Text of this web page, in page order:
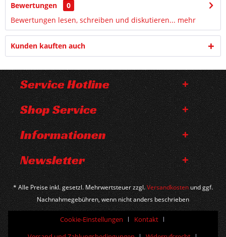
Bewertungen
0
Bewertungen lesen, schreiben und diskutieren... mehr
Kunden kauften auch
Service Hotline
Shop Service
Informationen
Newsletter
* Alle Preise inkl. gesetzl. Mehrwertsteuer zzgl.Versandkosten und ggf.
Nachnahmegebühren, wenn nicht anders beschrieben
Cookie-Einstellungen
Kontakt